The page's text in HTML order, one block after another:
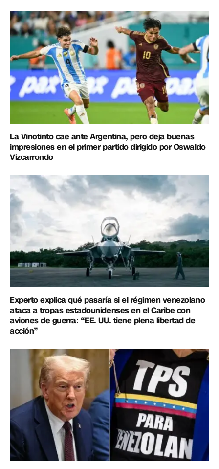
La Vinotinto cae ante Argentina, pero deja buenas
impresiones en el primer partido dirigido por Oswaldo
Vizcarrondo
Experto explica qué pasaría si el régimen venezolano
ataca a tropas estadounidenses en el Caribe con
aviones de guerra: “EE. UU. tiene plena libertad de
acción”